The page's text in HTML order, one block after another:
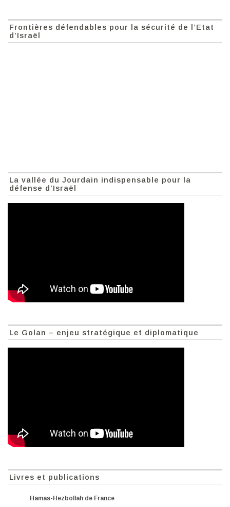
Frontières défendables pour la sécurité de l’Etat
d’Israël
La vallée du Jourdain indispensable pour la
défense d’Israël
Le Golan – enjeu stratégique et diplomatique
Livres et publications
Hamas-Hezbollah de France